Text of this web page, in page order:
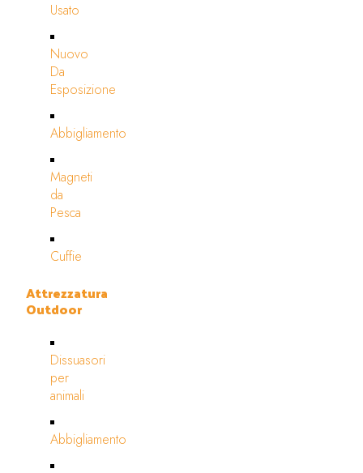
Usato
Nuovo
Da
Esposizione
Abbigliamento
Magneti
da
Pesca
Cuffie
Attrezzatura
Outdoor
Dissuasori
per
animali
Abbigliamento